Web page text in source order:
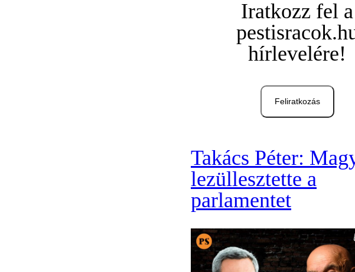
Iratkozz fel a
hírlevelére!
Feliratkozás
Takács Péter:
lezüllesztette a
parlamentet